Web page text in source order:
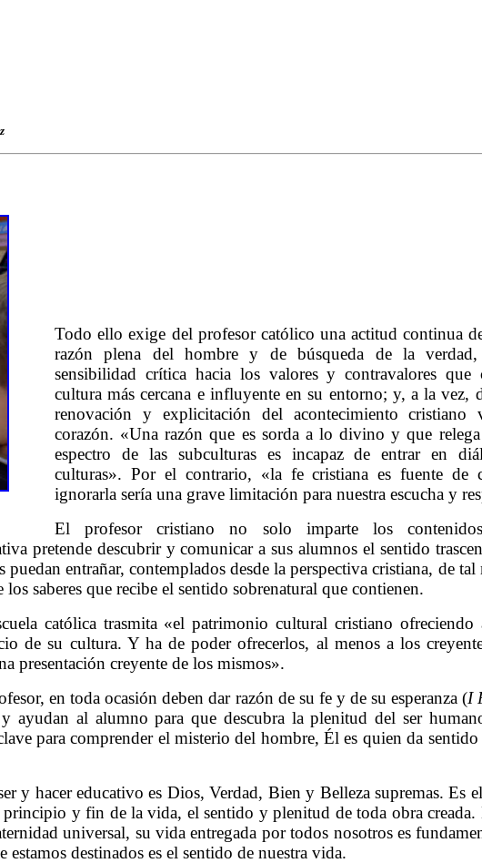
Todo ello exige del profesor católico una actitud continua
razón plena del hombre y de búsqueda de la verdad,
sensibilidad crítica hacia los valores y contravalores que
cultura más cercana e influyente en su entorno; y, a la vez,
renovación y explicitación del acontecimiento
corazón. «Una razón que es sorda a lo divino y que
espectro de las subculturas es incapaz de entrar en
culturas». Por el contrario, «la fe cristiana es fuente de
ignorarla sería una grave limitación para nuestra escucha y
El profesor cristiano no solo imparte los contenidos
pretende descubrir y comunicar a sus alumnos el sentido
puedan entrañar, contemplados desde la perspectiva cristiana, de tal
saberes que recibe el sentido sobrenatural que contienen.
católica trasmita «el patrimonio cultural cristiano
de su cultura. Y ha de poder ofrecerlos, al menos a los
presentación creyente de los mismos».
en toda ocasión deben dar razón de su fe y de su esperanza (I
ayudan al alumno para que descubra la plenitud del ser
para comprender el misterio del hombre, Él es quien da
y hacer educativo es Dios, Verdad, Bien y Belleza supremas. Es
principio y fin de la vida, el sentido y plenitud de toda obra creada.
universal, su vida entregada por todos nosotros es
estamos destinados es el sentido de nuestra vida.